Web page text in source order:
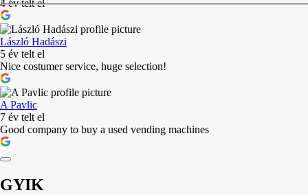
4 év telt el
László Hadászi
5 év telt el
Nice costumer service, huge selection!
A Pavlic
7 év telt el
Good company to buy a used vending machines
GYIK